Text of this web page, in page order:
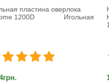
Нижний нож на Janome 1200D
Нижний нож коверлока Janome
1200грн.